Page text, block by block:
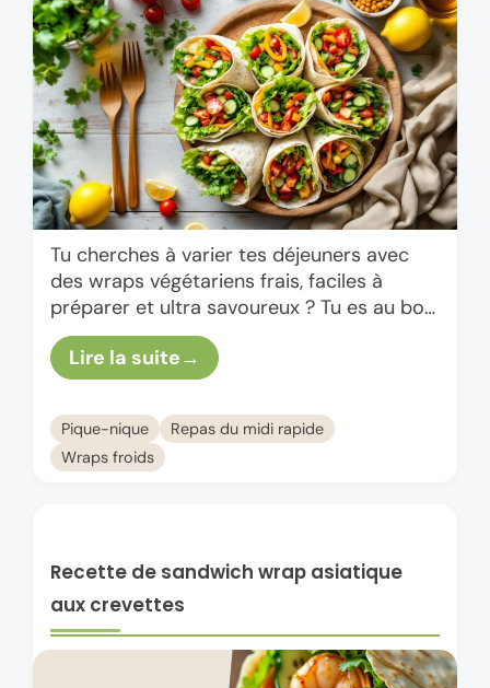
Tu cherches à varier tes déjeuners avec
des wraps végétariens frais, faciles à
préparer et ultra savoureux ? Tu es au bon
endroit ! Les wraps, c’est un peu la …
Lire la suite
Pique-nique
Repas du midi rapide
Wraps froids
Recette de sandwich wrap asiatique
aux crevettes